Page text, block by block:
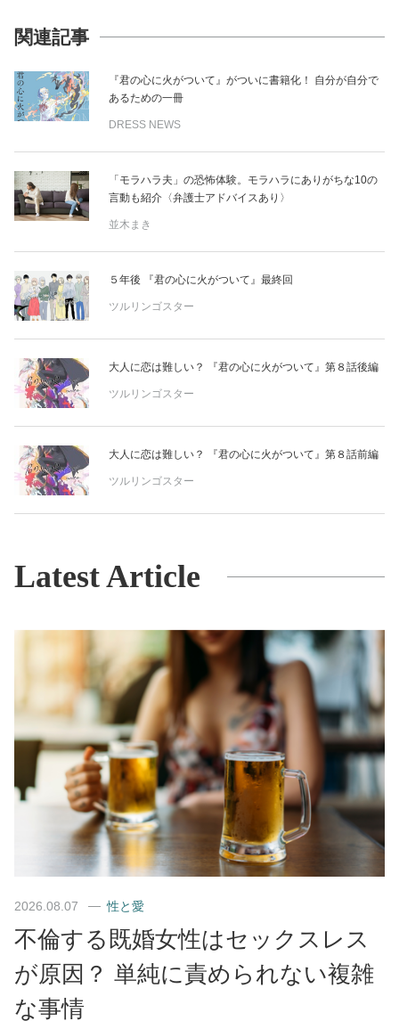
関連記事
『君の心に火がついて』がついに書籍化！ 自分が自分で
あるための一冊
DRESS NEWS
「モラハラ夫」の恐怖体験。モラハラにありがちな10の
言動も紹介〈弁護士アドバイスあり〉
並木まき
５年後 『君の心に火がついて』最終回
ツルリンゴスター
大人に恋は難しい？ 『君の心に火がついて』第８話後編
ツルリンゴスター
大人に恋は難しい？ 『君の心に火がついて』第８話前編
ツルリンゴスター
Latest Article
2026.08.07 性と愛
不倫する既婚女性はセックスレス
が原因？ 単純に責められない複雑
な事情